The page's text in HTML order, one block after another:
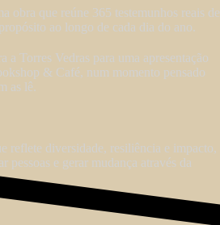
obra que reúne 365 testemunhos reais de
ao longo de cada dia do ano.
Torres Vedras para uma apresentação
& Café, num momento pensado
as lê.
reflete diversidade, resiliência e impacto,
e gerar mudança através da